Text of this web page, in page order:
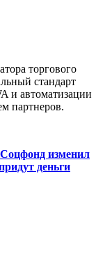
торгового
стандарт
и автоматизации
партнеров.
изменил
деньги